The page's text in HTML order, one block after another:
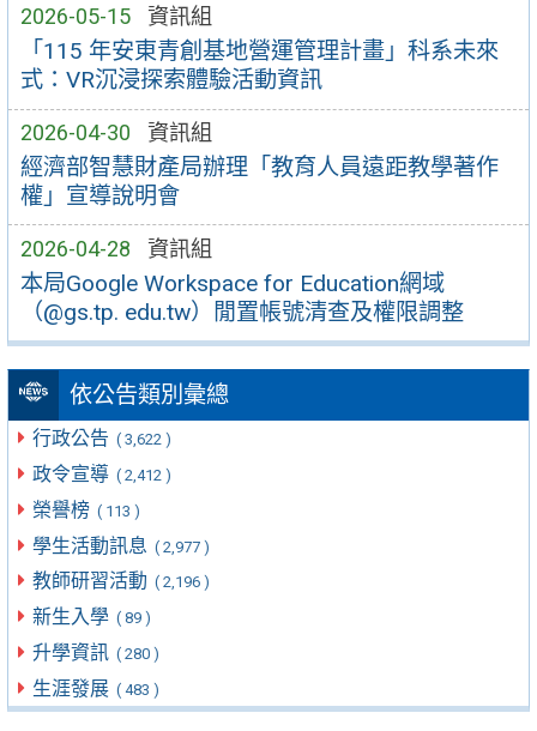
2026-05-15 資訊組
「115 年安東青創基地營運管理計畫」科系未來
式：VR沉浸探索體驗活動資訊
2026-04-30 資訊組
經濟部智慧財產局辦理「教育人員遠距教學著作
權」宣導說明會
2026-04-28 資訊組
本局Google Workspace for Education網域
（@gs.tp. edu.tw）閒置帳號清查及權限調整
依公告類別彙總
行政公告 ( 3,622 )
政令宣導 ( 2,412 )
榮譽榜 ( 113 )
學生活動訊息 ( 2,977 )
教師研習活動 ( 2,196 )
新生入學 ( 89 )
升學資訊 ( 280 )
生涯發展 ( 483 )